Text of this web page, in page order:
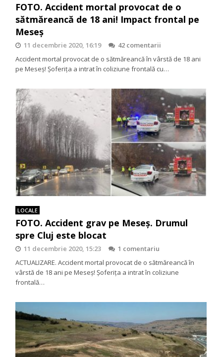
FOTO. Accident mortal provocat de o
sătmăreancă de 18 ani! Impact frontal pe
Meseș
11 decembrie 2020, 16:19
42 comentarii
Accident mortal provocat de o sătmăreancă în vârstă de 18 ani
pe Meseș! Şoferiţa a intrat în coliziune frontală cu…
LOCALE
FOTO. Accident grav pe Meseș. Drumul
spre Cluj este blocat
11 decembrie 2020, 15:23
1 comentariu
ACTUALIZARE. Accident mortal provocat de o sătmăreancă în
vârstă de 18 ani pe Meseș! Şoferiţa a intrat în coliziune
frontală…